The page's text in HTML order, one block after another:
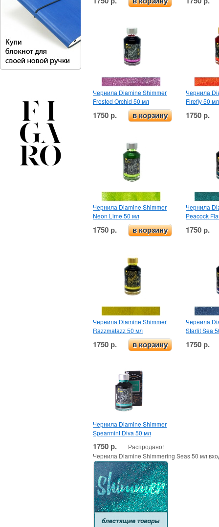
Чернила Diamine Shimmer
Frosted Orchid 50 мл
1750 р. в корзину
Чернила
Firefly 50 мл
1750 р.
Чернила Diamine Shimmer
Neon Lime 50 мл
1750 р. в корзину
Чернила
Peacock
1750 р.
Чернила Diamine Shimmer
Razzmatazz 50 мл
1750 р. в корзину
Чернила
Starlit Sea
1750 р.
Чернила Diamine Shimmer
Spearmint Diva 50 мл
1750 р.
Распродано!
Чернила Diamine Shimmering Seas 50 мл